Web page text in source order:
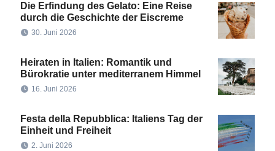
Die Erfindung des Gelato: Eine Reise
durch die Geschichte der Eiscreme
30. Juni 2026
Heiraten in Italien: Romantik und
Bürokratie unter mediterranem Himmel
16. Juni 2026
Festa della Repubblica: Italiens Tag der
Einheit und Freiheit
2. Juni 2026